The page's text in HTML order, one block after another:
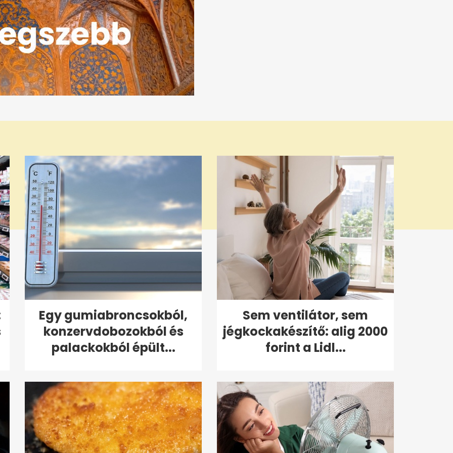
Egy gumiabroncsokból,
konzervdobozokból és
palackokból épült...
Sem ventilátor, sem
jégkockakészítő: alig 2000
forint a Lidl...